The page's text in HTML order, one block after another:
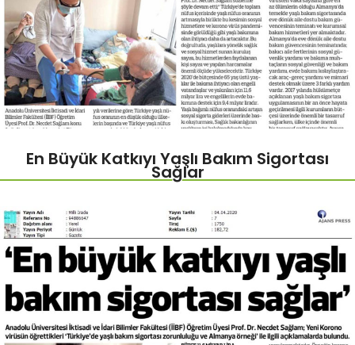
En Büyük Katkıyı Yaşlı Bakım Sigortası
Sağlar